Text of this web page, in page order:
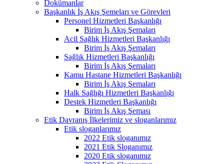
Dokümanlar
Başkanlık İş Akış Şemeları ve Görevleri
Personel Hizmetleri Başkanlığı
Birim İş Akış Şemaları
Acil Sağlık Hizmetleri Başkanlığı
Birim İş Akış Şemaları
Sağlık Hizmetleri Başkanlığı
Birim İş Akış Şemaları
Kamu Hastane Hizmetleri Başkanlığı
Birim İş Akış Şemaları
Halk Sağlığı Hizmetleri Başkanlığı
Destek Hizmetleri Başkanlığı
Birim İş Akış Şeması
Etik Davranış İlkelerimiz ve sloganlarımız
Etik sloganlarımız
2022 Etik sloganımız
2021 Etik Sloganımız
2020 Etik sloganımız